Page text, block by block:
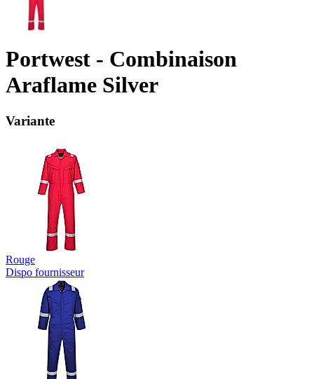
Portwest - Combinaison
Araflame Silver
Variante
Rouge
Dispo fournisseur